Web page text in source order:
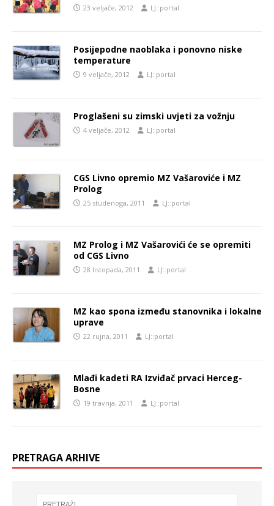
23 veljače, 2012 LJ::portal
Posijepodne naoblaka i ponovno niske
temperature
9 veljače, 2012 LJ::portal
Proglašeni su zimski uvjeti za vožnju
4 veljače, 2012 LJ::portal
CGS Livno opremio MZ Vašaroviće i MZ
Prolog
25 studenoga, 2011 LJ::portal
MZ Prolog i MZ Vašarovići će se opremiti
od CGS Livno
28 listopada, 2011 LJ::portal
MZ kao spona između stanovnika i lokalne
uprave
22 rujna, 2011 LJ::portal
Mlađi kadeti RA Izviđač prvaci Herceg-
Bosne
19 travnja, 2011 LJ::portal
PRETRAGA ARHIVE